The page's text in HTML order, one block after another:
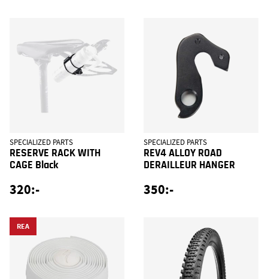
SPECIALIZED PARTS
RESERVE RACK WITH
CAGE Black
320:-
SPECIALIZED PARTS
REV4 ALLOY ROAD
DERAILLEUR HANGER
350:-
REA